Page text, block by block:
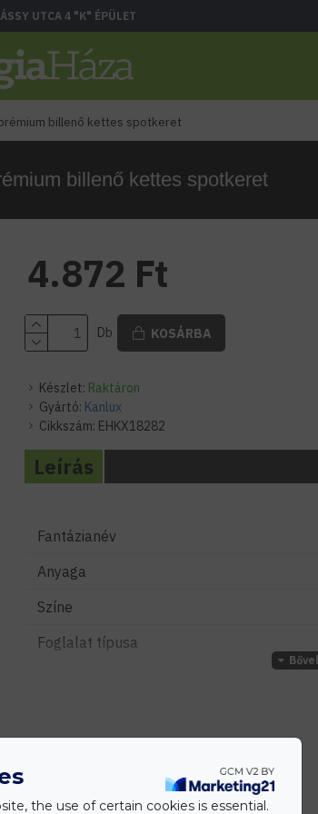
UTCA 4 "K" ÉPÜLET
billenő kettes spotkeret
billenő kettes spotkeret
Készlet: Raktáron
Gyártó: Kanlux
Cikkszám: EHKX18282
4.872 Ft
Db KOSÁRBA
Leírás
Fantázianév
Anyaga
Színe
Foglalat típusa
the use of certain cookies is essential.